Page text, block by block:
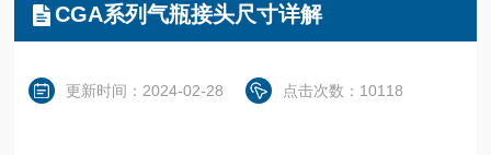
CGA系列气瓶接头尺寸详解
更新时间：2024-02-28 点击次数：10118